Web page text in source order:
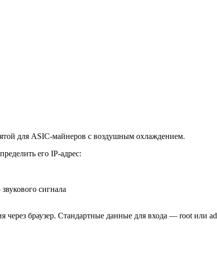
для ASIC-майнеров с воздушным охлаждением.
его IP-адрес:
сигнала
через браузер. Стандартные данные для входа — root или